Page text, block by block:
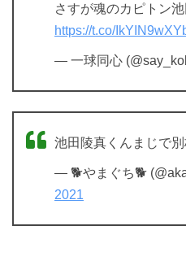
さすが魂のカピトン
https://t.co/
— 一球同心
池田陵真くんまじで
— 🐕やまぐち🐕
2021